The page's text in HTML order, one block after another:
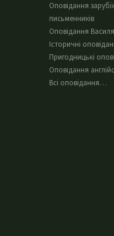
Оповідання
письменників
Оповідання
Історичні
Пригодницькі
Оповідання
Всі оповідання…